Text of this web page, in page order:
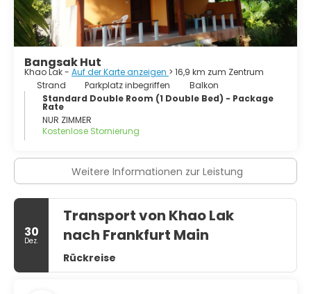
Bangsak Hut
Khao Lak - Auf der Karte anzeigen > 16,9 km zum Zentrum
Strand
Parkplatz inbegriffen
Balkon
Standard Double Room (1 Double Bed) - Package
Rate
NUR ZIMMER
Kostenlose Stornierung
Weitere Informationen zur Leistung
30
Dez.
Transport von Khao Lak
nach Frankfurt Main
Rückreise